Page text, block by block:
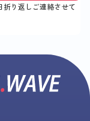
折り返しご連絡させて